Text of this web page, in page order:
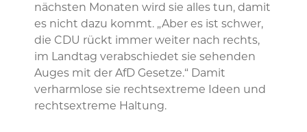
nächsten Monaten wird sie alles tun, damit
es nicht dazu kommt. „Aber es ist schwer,
die CDU rückt immer weiter nach rechts,
im Landtag verabschiedet sie sehenden
Auges mit der AfD Gesetze.“ Damit
verharmlose sie rechtsextreme Ideen und
rechtsextreme Haltung.